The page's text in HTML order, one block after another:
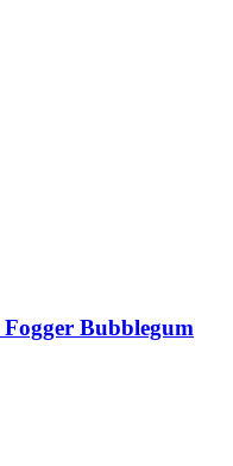
Bubblegum